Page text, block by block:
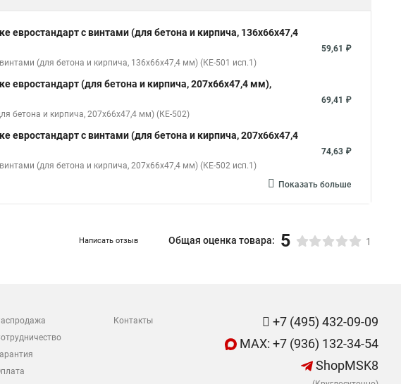
с винтами (для бетона и кирпича, 136х66х47,4
(для бетона и кирпича, 136х66х47,4 мм) (КЕ-501 исп.1)
59,61 ₽
евростандарт (для бетона и кирпича, 207х66х47,4 мм),
бетона и кирпича, 207х66х47,4 мм) (КЕ-502)
69,41 ₽
с винтами (для бетона и кирпича, 207х66х47,4
(для бетона и кирпича, 207х66х47,4 мм) (КЕ-502 исп.1)
74,63 ₽
Показать больше
Написать отзыв Общая оценка товара: 5 1
Контакты
+7 (495) 432-09-09
MAX: +7 (936) 132-34-54
ShopMSK8